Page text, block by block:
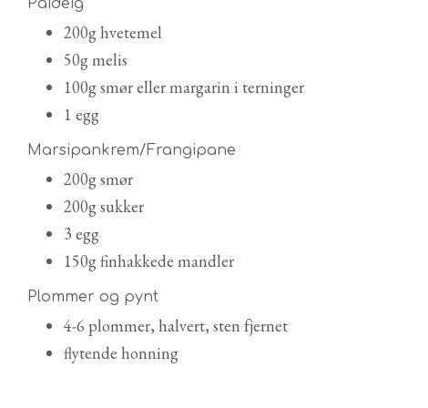
Paideig
200g hvetemel
50g melis
100g smør eller margarin i terninger
1 egg
Marsipankrem/Frangipane
200g smør
200g sukker
3 egg
150g finhakkede mandler
Plommer og pynt
4-6 plommer, halvert, sten fjernet
flytende honning